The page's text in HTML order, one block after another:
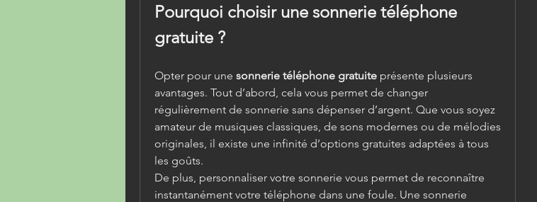
Pourquoi choisir une sonnerie téléphone
gratuite ?
Opter pour une sonnerie téléphone gratuite présente plusieurs
avantages. Tout d’abord, cela vous permet de changer
régulièrement de sonnerie sans dépenser d’argent. Que vous soyez
amateur de musiques classiques, de sons modernes ou de mélodies
originales, il existe une infinité d’options gratuites adaptées à tous
les goûts.
De plus, personnaliser votre sonnerie vous permet de reconnaître
instantanément votre téléphone dans une foule. Une sonnerie